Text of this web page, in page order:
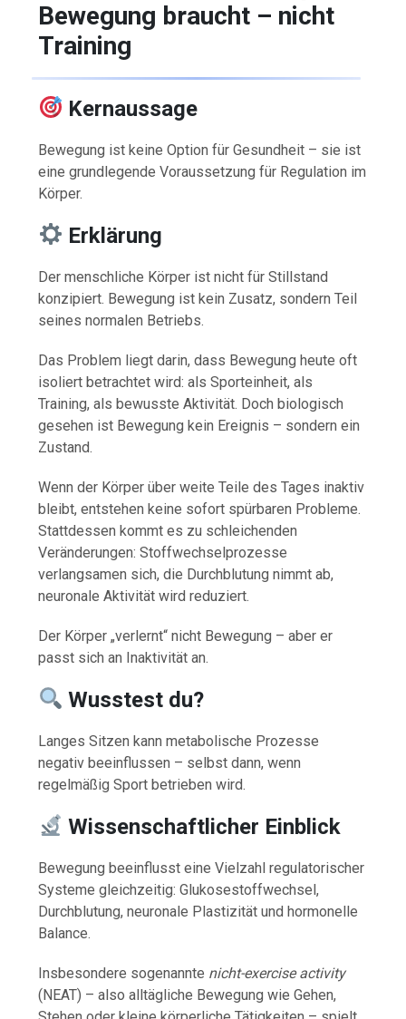
Bewegung braucht – nicht
Training
Kernaussage
Bewegung ist keine Option für Gesundheit – sie ist
eine grundlegende Voraussetzung für Regulation im
Körper.
Erklärung
Der menschliche Körper ist nicht für Stillstand
konzipiert. Bewegung ist kein Zusatz, sondern Teil
seines normalen Betriebs.
Das Problem liegt darin, dass Bewegung heute oft
isoliert betrachtet wird: als Sporteinheit, als
Training, als bewusste Aktivität. Doch biologisch
gesehen ist Bewegung kein Ereignis – sondern ein
Zustand.
Wenn der Körper über weite Teile des Tages inaktiv
bleibt, entstehen keine sofort spürbaren Probleme.
Stattdessen kommt es zu schleichenden
Veränderungen: Stoffwechselprozesse
verlangsamen sich, die Durchblutung nimmt ab,
neuronale Aktivität wird reduziert.
Der Körper „verlernt“ nicht Bewegung – aber er
passt sich an Inaktivität an.
Wusstest du?
Langes Sitzen kann metabolische Prozesse
negativ beeinflussen – selbst dann, wenn
regelmäßig Sport betrieben wird.
Wissenschaftlicher Einblick
Bewegung beeinflusst eine Vielzahl regulatorischer
Systeme gleichzeitig: Glukosestoffwechsel,
Durchblutung, neuronale Plastizität und hormonelle
Balance.
Insbesondere sogenannte nicht-exercise activity
(NEAT) – also alltägliche Bewegung wie Gehen,